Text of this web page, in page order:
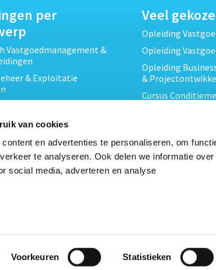
van cookies
en advertenties te personaliseren, om
te analyseren. Ook delen we informatie
social media, adverteren en analyse
Voorkeuren Statistieken
per
Vastgoedmanagement &
& Exploitatie
&
& Inspectie
en Energieprestatie
Veel
Opleiding
Opleiding
Opleiding
&
Cursus
Cursus EP-W
Opleiding
Opleiding